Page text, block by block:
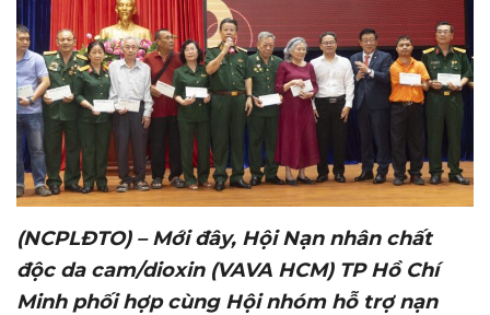
(NCPLĐTO) – Mớiđây, Hội Nạn nhân chất
độc da cam/dioxin (VAVA HCM) TP Hồ Chí
Minh phối hợp cùng Hội nhóm hỗ trợ nạn